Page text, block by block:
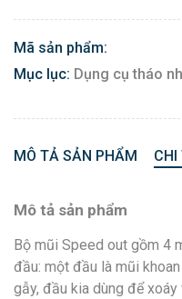
Mã sản phẩm:
Mục lục: Dụng cụ tháo
MÔ TẢ SẢN PHẨM CHI
Mô tả sản phẩm
Bộ mũi Speed out gồm 4
đầu: một đầu là mũi
gẫy, đầu kia dùng để xoáy